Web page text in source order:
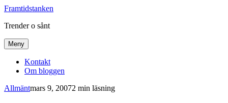
Framtidstanken
Trender o sånt
Meny
Kontakt
Om bloggen
Allmäntmars 9, 20072 min läsning